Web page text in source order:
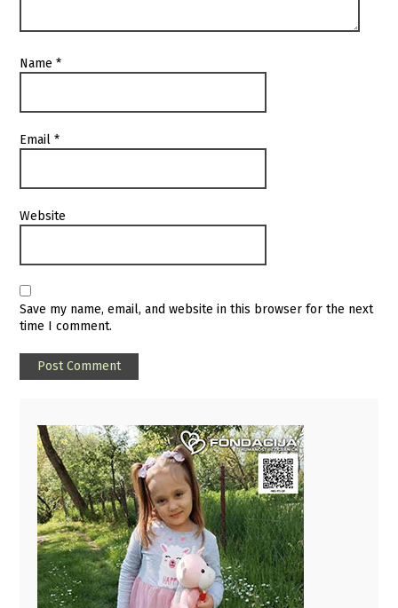
Name*
Email*
Website
Save my name, email, and website in this browser for the next
time I comment.